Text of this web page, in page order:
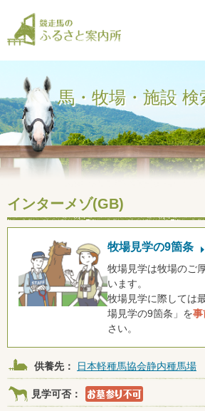
馬・牧場・施設 検
インターメゾ(GB)
牧場見学の9箇条
牧場見学は牧場のご
います。
牧場見学に際しては
場見学の9箇条」を事
さい。
供養先： 日本軽種馬協会静内種馬場
見学可否：